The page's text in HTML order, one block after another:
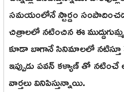
సమయంలోనే స్టార్డం
చిత్రాలలో నటించిన ఈ
కూడా బాగానే సినిమాలలో నటిస్తూ
ఇప్పుడు పవన్ కళ్యాణ్ తో
వార్తలు వినిపిస్తున్నాయి.